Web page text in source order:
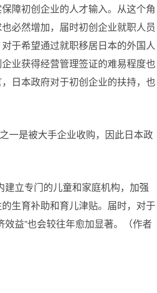
障初创企业的人才输入。从这个角
必然增加，届时初创企业就职人员
于希望通过就职移居日本的外国人
业获得经营管理签证的难易程度也
日本政府对于初创企业的扶持，也
一是被大手企业收购，因此日本政
立专门的儿童和家庭机构，加强
生育补助和育儿津贴。届时，对于
益”也会较往年愈加显著。（作者